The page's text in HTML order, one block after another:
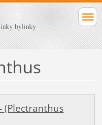
bylinky
(Plectranthus